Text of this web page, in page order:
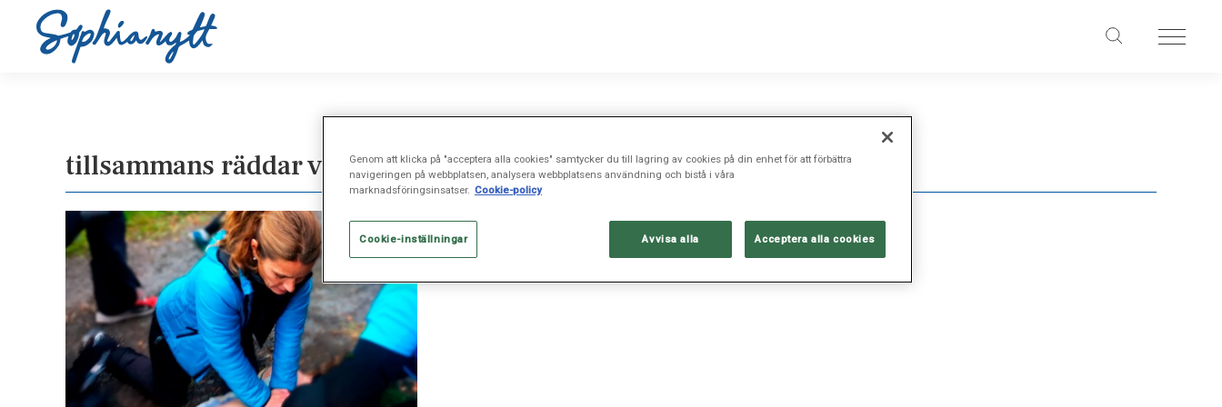
tillsammans räddar vi livGenom att klicka på "acceptera alla cookies" samtycker du till lagring av cookies på din enhet för att förbättra
navigeringen på webbplatsen, analysera webbplatsens användning och bistå i våra
marknadsföringsinsatser. Cookie-policy
Cookie-inställningar Avvisa alla Acceptera alla cookies